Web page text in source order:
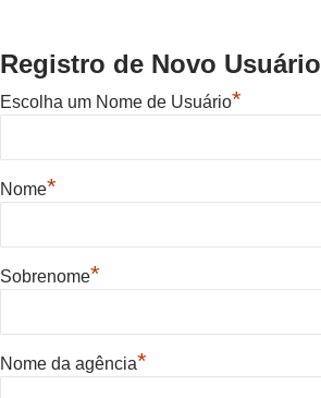
Registro de Novo Usuário
Escolha um Nome de Usuário*
Nome*
Sobrenome*
Nome da agência*